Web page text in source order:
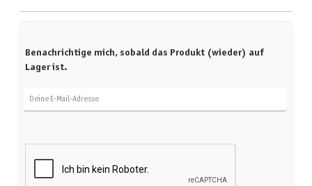
Benachrichtige mich, sobald das Produkt (wieder) auf
Lager ist.